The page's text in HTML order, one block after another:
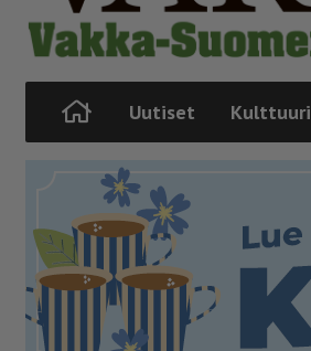
Uutiset Kulttuuri